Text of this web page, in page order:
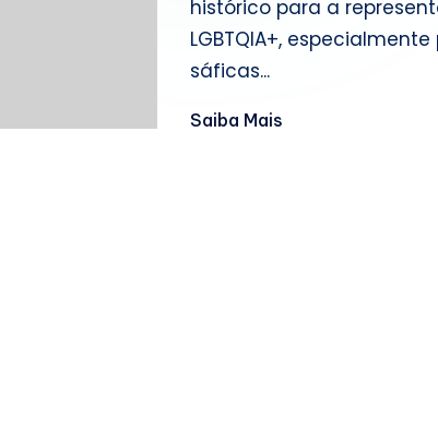
histórico para a
LGBTQIA+,
sáficas...
Saiba Mais